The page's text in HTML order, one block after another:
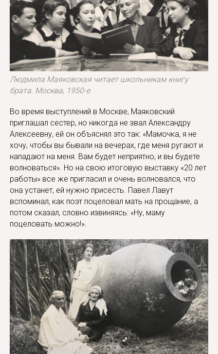
Людмила Маяковская читает школьникам книгу
брата. Москва, 1950-е
Во время выступлений в Москве, Маяковский
приглашал сестер, но никогда не звал Александру
Алексеевну, ей он объяснял это так: «Мамочка, я не
хочу, чтобы вы бывали на вечерах, где меня ругают и
нападают на меня. Вам будет неприятно, и вы будете
волноваться». Но на свою итоговую выставку «20 лет
работы» все же пригласил и очень волновался, что
она устанет, ей нужно присесть. Павел Лавут
вспоминал, как поэт поцеловал мать на прощание, а
потом сказал, словно извиняясь: «Ну, маму
поцеловать можно!».